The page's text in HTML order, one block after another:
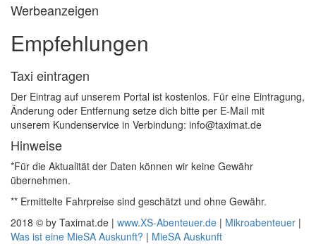
Werbeanzeigen
Empfehlungen
Taxi eintragen
Der Eintrag auf unserem Portal ist kostenlos. Für eine Eintragung,
Änderung oder Entfernung setze dich bitte per E-Mail mit
unserem Kundenservice in Verbindung: info@taximat.de
Hinweise
*Für die Aktualität der Daten können wir keine Gewähr
übernehmen.
** Ermittelte Fahrpreise sind geschätzt und ohne Gewähr.
2018 © by Taximat.de | www.XS-Abenteuer.de | Mikroabenteuer |
Was ist eine MieSA Auskunft? | MieSA Auskunft